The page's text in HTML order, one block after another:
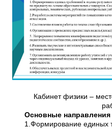
Кабинет физики –
Основные
1.Формирование единых